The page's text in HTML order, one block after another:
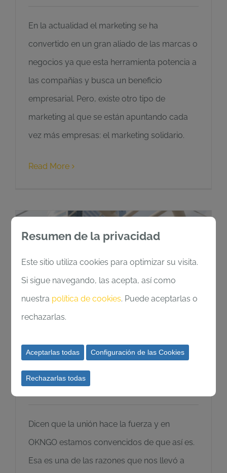
En la actualidad el marketing se ha
convertido en un gran aliado de las marcas o
negocios ya que esta herramienta potencia a
las compañías y busca un beneficio
empresarial. Pero, existe otro tipo de
marketing al que se están apuntando cada
vez más empresas: el marketing solidario.
Read More
Traductores solidarios unidos
proyecto social
Dicen que la unión hace la fuerza y en
OKNGO estamos convencidos de que así es.
Esa es una de las razones que nos llevó a
Resumen de la privacidad
Este sitio utiliza cookies para optimizar su visita.
Si sigue navegando, las acepta, así como
nuestra política de cookies. Puede aceptarlas o
rechazarlas.
Aceptarlas todas Configuración de las Cookies
Rechazarlas todas